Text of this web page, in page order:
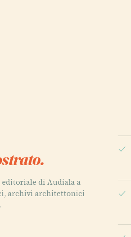
di Audiala a
archivi architettonici